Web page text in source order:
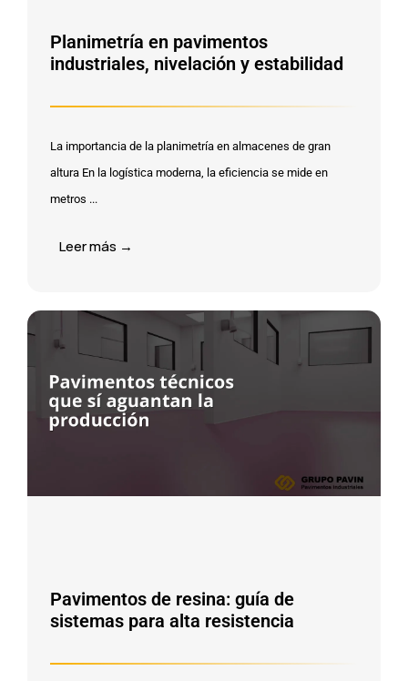
Planimetría en pavimentos
industriales, nivelación y estabilidad
La importancia de la planimetría en almacenes de gran
altura En la logística moderna, la eficiencia se mide en
metros ...
Leer más →
Pavimentos de resina: guía de
sistemas para alta resistencia